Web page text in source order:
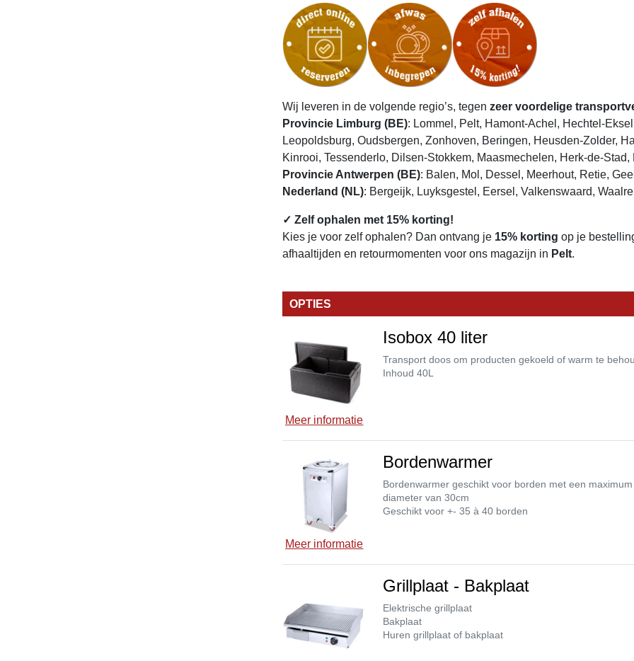
Wij leveren in de volgende regio’s, tegen zeer voordelige
Provincie Limburg (BE): Lommel, Pelt, Hamont-Achel, Hechtel-
Leopoldsburg, Oudsbergen, Zonhoven, Beringen, Heusden-Zolder,
Kinrooi, Tessenderlo, Dilsen-Stokkem, Maasmechelen, Herk-de-Stad,
Provincie Antwerpen (BE): Balen, Mol, Dessel, Meerhout, Retie, Geel
Nederland (NL): Bergeijk, Luyksgestel, Eersel, Valkenswaard,
✓ Zelf ophalen met 15% korting!
Kies je voor zelf ophalen? Dan ontvang je 15% korting op je
afhaaltijden en retourmomenten voor ons magazijn in Pelt.
OPTIES
Meer informatie
Isobox 40 liter
Transport doos om producten gekoeld of warm te
Inhoud 40L
Meer informatie
Bordenwarmer
Bordenwarmer geschikt voor borden met een maximum
diameter van 30cm
Geschikt voor +- 35 à 40 borden
Grillplaat - Bakplaat
Elektrische grillplaat
Bakplaat
Huren grillplaat of bakplaat